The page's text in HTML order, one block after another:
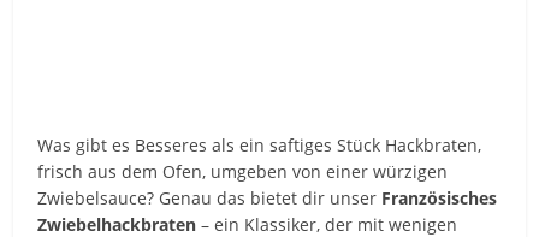
Was gibt es Besseres als ein saftiges Stück Hackbraten,
frisch aus dem Ofen, umgeben von einer würzigen
Zwiebelsauce? Genau das bietet dir unser Französisches
Zwiebelhackbraten – ein Klassiker, der mit wenigen